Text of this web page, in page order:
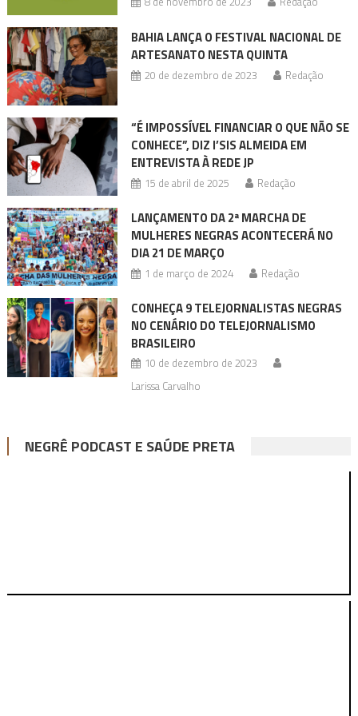
BAHIA LANÇA O FESTIVAL NACIONAL DE
ARTESANATO NESTA QUINTA
20 de dezembro de 2023 Redação
“É IMPOSSÍVEL FINANCIAR O QUE NÃO SE
CONHECE”, DIZ I’SIS ALMEIDA EM
ENTREVISTA À REDE JP
15 de abril de 2025 Redação
LANÇAMENTO DA 2ª MARCHA DE
MULHERES NEGRAS ACONTECERÁ NO
DIA 21 DE MARÇO
1 de março de 2024 Redação
CONHEÇA 9 TELEJORNALISTAS NEGRAS
NO CENÁRIO DO TELEJORNALISMO
BRASILEIRO
10 de dezembro de 2023
Larissa Carvalho
NEGRÊ PODCAST E SAÚDE PRETA